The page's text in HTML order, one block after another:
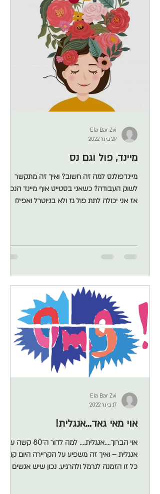
מיינד, פול וגם נס
מיינדפולנס למה זה חשוב? ואיך זה מתקשר
לשוק העבודה? כשאני בסטייט אוף מיינד הנכון,
אז אני יכולה לתת פול גז ולא בניוטרל ואפילו
מדיטציה זה לרוחניקים. הפוך! 3. מדיטציה זה לא
אמרתי לכם : נס הפוך, חזק בבקשה☕️ מדיטציה
זה לא לחלשים בלבד. כמה אנשים ״חזקים״ אני
מכירה שנשברו ונסדקו בדרך. אולי דווקא בגלל
Ela Bar Zvi
29 בינו׳ 2022
אוי מאי גאד...אנגלית!
אוי הברוך....אנגלית.... למה לדור ה־80 קשה עם
אנגלית – ואיך זה משפיע על הקריירה היום קודם
כל זו הזמנה לנרמל ולהרגיע. נכון שיש אנשים
Ela Bar Zvi
17 בינו׳ 2022